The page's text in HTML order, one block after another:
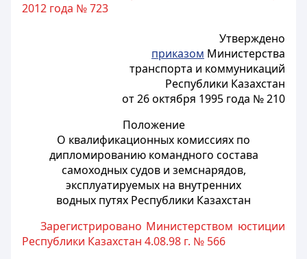
2012 года № 723
Утверждено
приказом Министерства
транспорта и коммуникаций
Республики Казахстан
от 26 октября 1995 года № 210
Положение
О квалификационных комиссиях по
дипломированию командного состава
самоходных судов и земснарядов,
эксплуатируемых на внутренних
водных путях Республики Казахстан
Зарегистрировано Министерством юстиции
Республики Казахстан 4.08.98 г. № 566